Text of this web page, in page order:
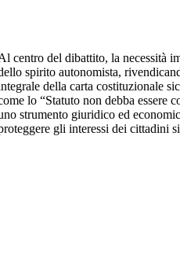
centro del dibattito, la necessità
spirito autonomista,
della carta costituzionale
lo “Statuto non debba essere
strumento giuridico ed
gli interessi dei cittadini